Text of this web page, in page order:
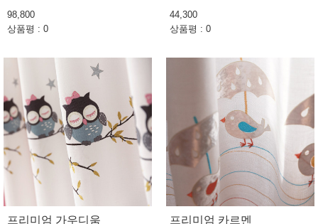
98,800
상품평 : 0
44,300
상품평 : 0
프리미엄 가우디움 프리미엄 카르멘